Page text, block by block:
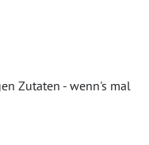
Zutaten - wenn's mal